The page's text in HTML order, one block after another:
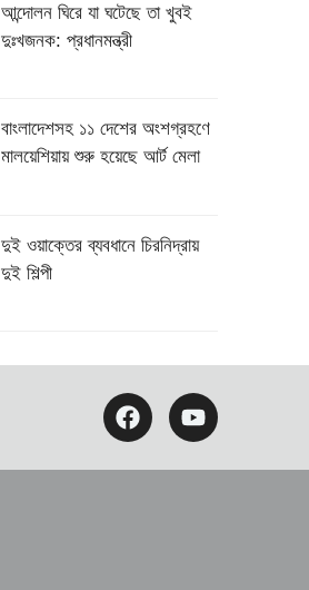
আন্দোলন ঘিরে যা ঘটেছে তা খুবই
দুঃখজনক: প্রধানমন্ত্রী
বাংলাদেশসহ ১১ দেশের অংশগ্রহণে
মালয়েশিয়ায় শুরু হয়েছে আর্ট মেলা
দুই ওয়াক্তের ব্যবধানে চিরনিদ্রায়
দুই শিল্পী